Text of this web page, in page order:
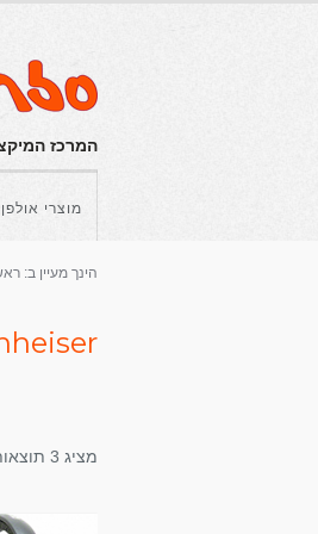
המרכז
מוצרי אולפן
הינך מעיין ב:
מציג 3 תוצאות